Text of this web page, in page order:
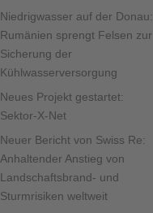
Niedrigwasser auf der Donau:
Rumänien sprengt Felsen zur
Sicherung der
Kühlwasserversorgung
Neues Projekt gestartet:
Sektor-X-Net
Neuer Bericht von Swiss Re:
Anhaltender Anstieg von
Landschaftsbrand- und
Sturmrisiken weltweit